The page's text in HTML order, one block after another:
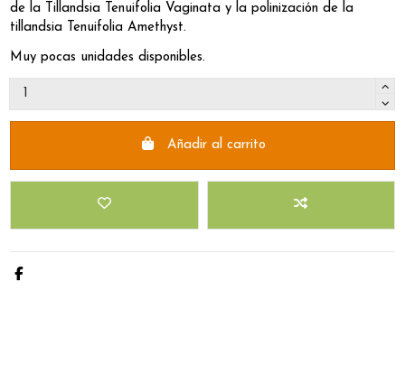
de la Tillandsia Tenuifolia Vaginata y la polinización de la
tillandsia Tenuifolia Amethyst.
Muy pocas unidades disponibles.
Añadir al carrito